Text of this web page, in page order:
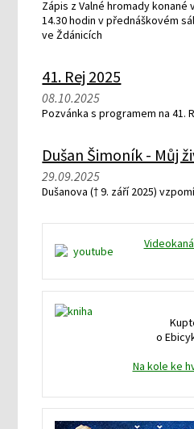
Zápis z Valné hromady konané
14.30 hodin v přednáškovém
ve Ždánicích
41. Rej 2025
08.10.2025
Pozvánka s programem na 41.
Dušan Šimoník - Můj
29.09.2025
Dušanova († 9. září 2025)
o
Na kole ke